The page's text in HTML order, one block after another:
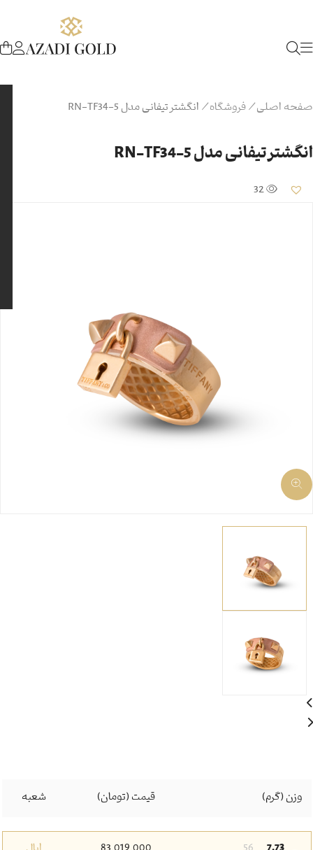
صفحه اصلی/فروشگاه/ انگشتر تیفانی مدل RN-TF34-5
انگشتر تیفانی مدل RN-TF34-5
32
وزن (گرم) قیمت (تومان) شعبه